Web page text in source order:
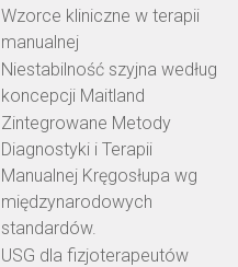
Wzorce kliniczne w terapii
manualnej
Niestabilność szyjna według
koncepcji Maitland
Zintegrowane Metody
Diagnostyki i Terapii
Manualnej Kręgosłupa wg
międzynarodowych
standardów.
USG dla fizjoterapeutów